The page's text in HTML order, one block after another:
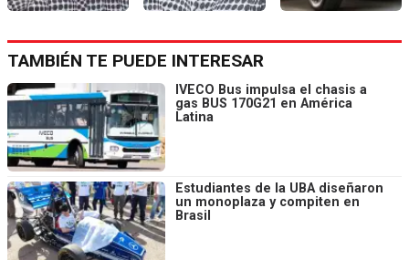
TAMBIÉN TE PUEDE INTERESAR
IVECO Bus impulsa el chasis a
gas BUS 170G21 en América
Latina
Estudiantes de la UBA diseñaron
un monoplaza y compiten en
Brasil